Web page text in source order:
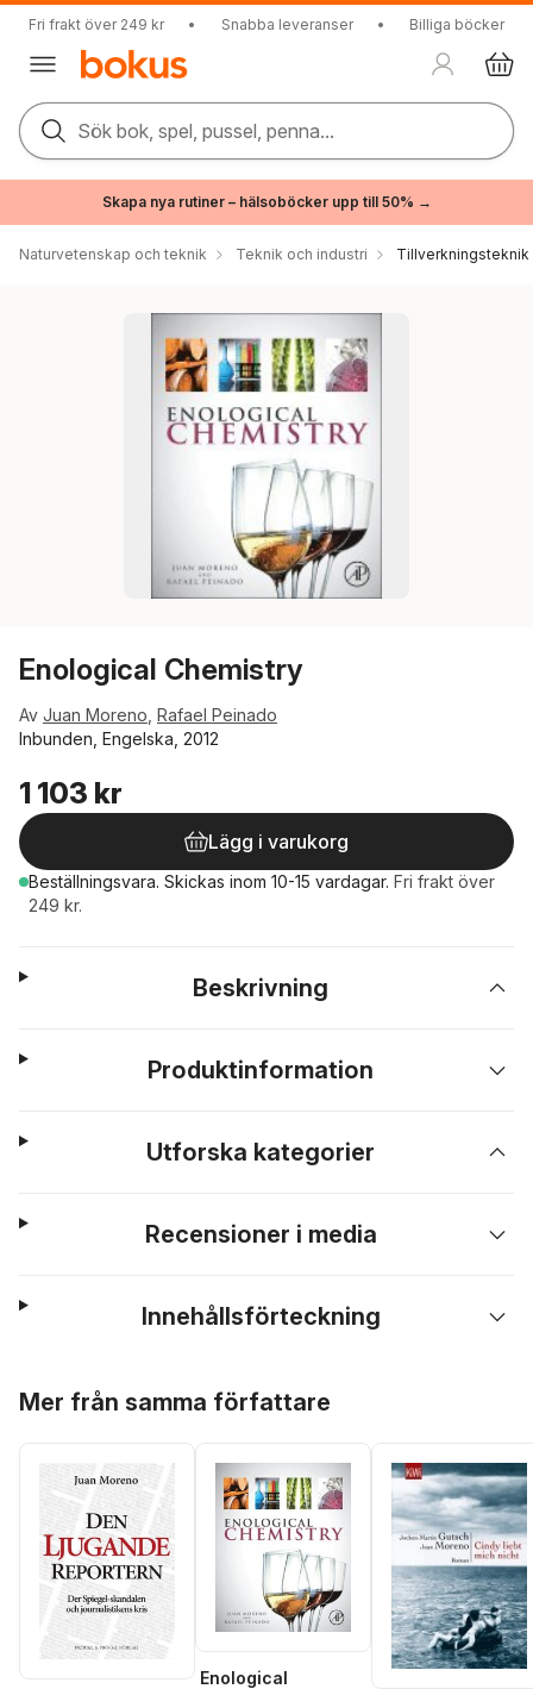
Fri frakt över 249 kr • Snabba leveranser • Billiga böcker
Sök bok, spel, pussel, penna...
Skapa nya rutiner – hälsoböcker upp till 50% →
Naturvetenskap och teknik Teknik och industri Tillverkningsteknik
Enological Chemistry
Av Juan Moreno Rafael Peinado
Inbunden, Engelska, 2012
1 103 kr
Lägg i varukorg
Beställningsvara. Skickas inom 10-15 vardagar. Fri frakt över
249 kr.
Beskrivning
Produktinformation
Utforska kategorier
Recensioner i media
Innehållsförteckning
Mer från samma författare
Enological